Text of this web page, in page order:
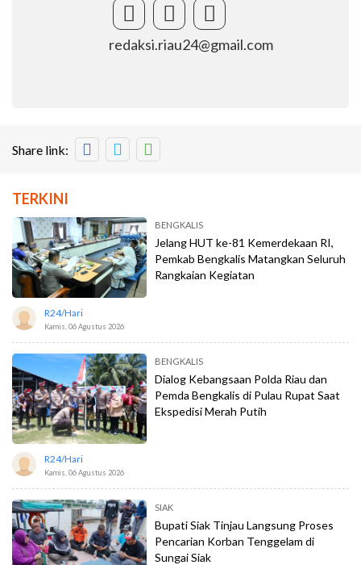
redaksi.riau24@gmail.com
Share link:
TERKINI
BENGKALIS
Jelang HUT ke-81 Kemerdekaan RI,
Pemkab Bengkalis Matangkan Seluruh
Rangkaian Kegiatan
R24/hari
Kamis, 06 Agustus 2026
BENGKALIS
Dialog Kebangsaan Polda Riau dan
Pemda Bengkalis di Pulau Rupat Saat
Ekspedisi Merah Putih
R24/hari
Kamis, 06 Agustus 2026
SIAK
Bupati Siak Tinjau Langsung Proses
Pencarian Korban Tenggelam di
Sungai Siak